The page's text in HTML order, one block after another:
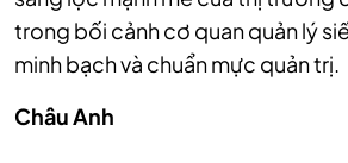
trong bối cảnh cơ quan quản lý
minh bạch và chuẩn mực quản trị.
Châu Anh